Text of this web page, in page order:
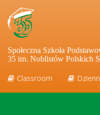
Społeczna Szkoła
35 im. Noblistów Polskich
Classroom